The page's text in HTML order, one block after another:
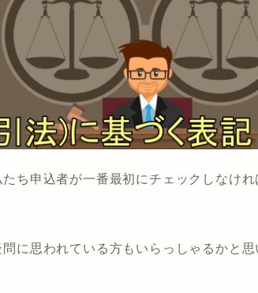
ち申込者が一番最初にチェックしなけれ
に思われている方もいらっしゃるかと思